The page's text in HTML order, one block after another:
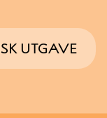
UTGAVE